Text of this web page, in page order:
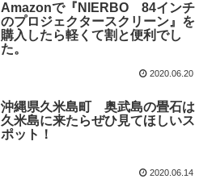
Amazonで『NIERBO 84インチ
のプロジェクタースクリーン』を
購入したら軽くて割と便利でし
た。
2020.06.20
沖縄県久米島町 奥武島の畳石は
久米島に来たらぜひ見てほしいス
ポット！
2020.06.14